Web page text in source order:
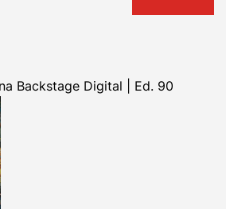
Backstage Digital | Ed. 90